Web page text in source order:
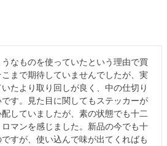
なものを使っていたという理由で買
まで期待していませんでしたが、実
たより取り回しが良く、中の仕切り
す。見た目に関してもステッカーが
していましたが、素の状態でも十二
マンを感じました。新品の今でも十
すが、使い込んで味が出てくればも